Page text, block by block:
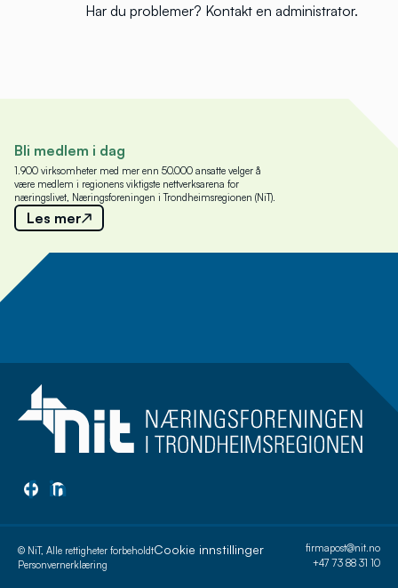
Har du problemer? Kontakt en administrator.
Bli medlem i dag
1.900 virksomheter med mer enn 50.000 ansatte velger å
være medlem i regionens viktigste nettverksarena for
næringslivet, Næringsforeningen i Trondheimsregionen (NiT).
Les mer
© NiT, Alle rettigheter forbeholdtCookie innstillinger
Personvernerklæring
firmapost@nit.no
+47 73 88 31 10